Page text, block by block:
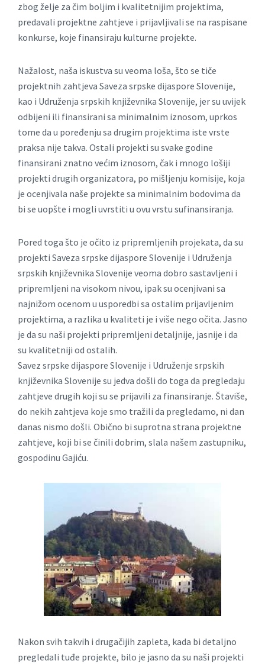
zbog želje za čim boljim i kvalitetnijim projektima,
predavali projektne zahtjeve i prijavljivali se na raspisane
konkurse, koje finansiraju kulturne projekte.
Nažalost, naša iskustva su veoma loša, što se tiče
projektnih zahtjeva Saveza srpske dijaspore Slovenije,
kao i Udruženja srpskih književnika Slovenije, jer su uvijek
odbijeni ili finansirani sa minimalnim iznosom, uprkos
tome da u poređenju sa drugim projektima iste vrste
praksa nije takva. Ostali projekti su svake godine
finansirani znatno većim iznosom, čak i mnogo lošiji
projekti drugih organizatora, po mišljenju komisije, koja
je ocenjivala naše projekte sa minimalnim bodovima da
bi se uopšte i mogli uvrstiti u ovu vrstu sufinansiranja.
Pored toga što je očito iz pripremljenih projekata, da su
projekti Saveza srpske dijaspore Slovenije i Udruženja
srpskih književnika Slovenije veoma dobro sastavljeni i
pripremljeni na visokom nivou, ipak su ocenjivani sa
najnižom ocenom u usporedbi sa ostalim prijavljenim
projektima, a razlika u kvaliteti je i više nego očita. Jasno
je da su naši projekti pripremljeni detaljnije, jasnije i da
su kvalitetniji od ostalih.
Savez srpske dijaspore Slovenije i Udruženje srpskih
književnika Slovenije su jedva došli do toga da pregledaju
zahtjeve drugih koji su se prijavili za finansiranje. Štaviše,
do nekih zahtjeva koje smo tražili da pregledamo, ni dan
danas nismo došli. Obično bi suprotna strana projektne
zahtjeve, koji bi se činili dobrim, slala našem zastupniku,
gospodinu Gajiću.
Nakon svih takvih i drugačijih zapleta, kada bi detaljno
pregledali tuđe projekte, bilo je jasno da su naši projekti